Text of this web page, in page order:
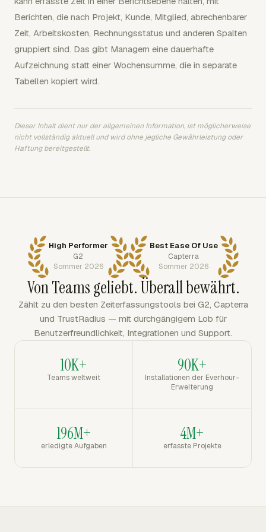
Berichten, die nach Projekt, Kunde, Mitglied, abrechenbarer
Zeit, Arbeitskosten, Rechnungsstatus und anderen Spalten
gruppiert sind. Das gibt Managern eine dauerhafte
Aufzeichnung statt einer Wochensumme, die in separate
Tabellen kopiert wird.
Dieser Inhalt dient nur der allgemeinen Information, ist möglicherweise
nicht vollständig aktuell und wird ohne jegliche Gewährleistung oder
Haftung bereitgestellt.
High Performer
G2
Sommer 2026
Best Ease Of Use
Capterra
Sommer 2026
Von Teams geliebt. Überall bewährt.
Zählt zu den besten Zeiterfassungstools bei G2, Capterra
und TrustRadius — mit durchgängigem Lob für
Benutzerfreundlichkeit, Integrationen und Support.
10K+
Teams weltweit
90K+
Installationen der Everhour-
Erweiterung
196M+
erledigte Aufgaben
4M+
erfasste Projekte